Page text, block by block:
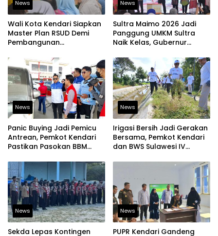
News
Wali Kota Kendari Siapkan
Master Plan RSUD Demi
Pembangunan
News
Sultra Maimo 2026 Jadi
Panggung UMKM Sultra
Naik Kelas, Gubernur
Tembus Pasar Ekspor
News
Panic Buying Jadi Pemicu
Antrean, Pemkot Kendari
Pastikan Pasokan BBM
News
Irigasi Bersih Jadi Gerakan
Bersama, Pemkot Kendari
dan BWS Sulawesi IV
Pangan
News
Sekda Lepas Kontingen
News
PUPR Kendari Gandeng